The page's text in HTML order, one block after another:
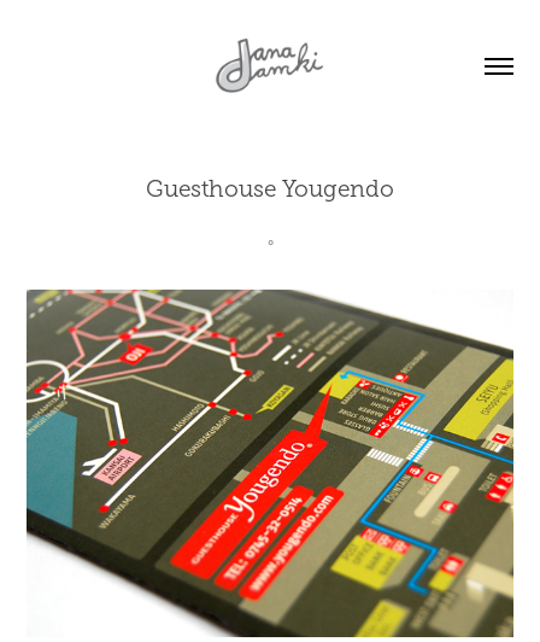
Guesthouse Yougendo
°